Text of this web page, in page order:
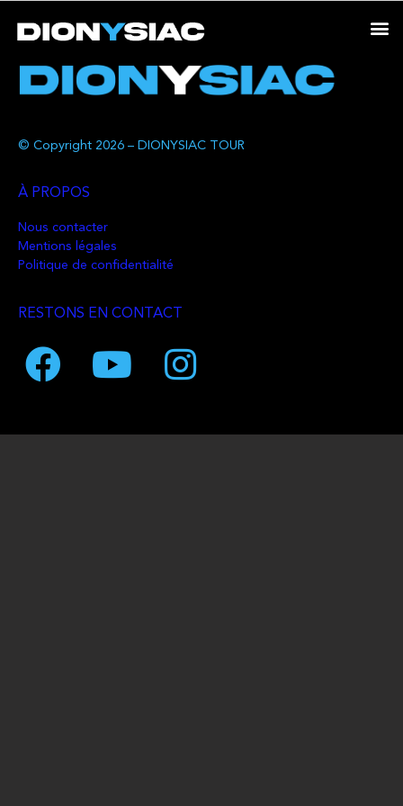
© Copyright 2026 – DIONYSIAC TOUR
À PROPOS
Nous contacter
Mentions légales
Politique de confidentialité
RESTONS EN CONTACT